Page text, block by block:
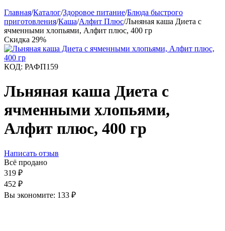
Главная/Каталог/Здоровое питание/Блюда быстрого
приготовления/Каша/Алфит Плюс/Льняная каша Диета с
ячменными хлопьями, Алфит плюс, 400 гр
Скидка 29%
КОД: РАФП159
Льняная каша Диета с
ячменными хлопьями,
Алфит плюс, 400 гр
Написать отзыв
Всё продано
319 ₽
452 ₽
Вы экономите: 133 ₽